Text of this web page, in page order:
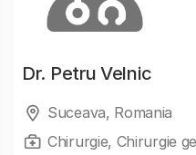
Dr. Petru Velnic
Suceava, Romania
Chirurgie, Chirurgie